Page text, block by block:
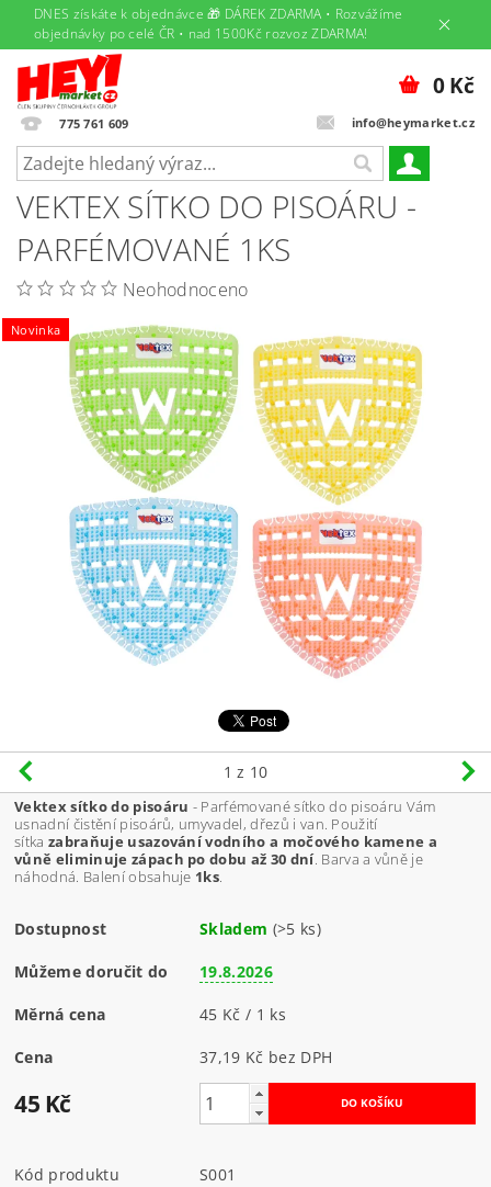
DNES získáte k objednávce 🎁 DÁREK ZDARMA • Rozvážíme
objednávky po celé ČR • nad 1500Kč rozvoz ZDARMA!
775 761 609 info@heymarket.cz
0 Kč
VEKTEX SÍTKO DO PISOÁRU -
PARFÉMOVANÉ 1KS
Neohodnoceno
Novinka
1 z 10
Vektex sítko do pisoáru - Parfémované sítko do pisoáru Vám
usnadní čistění pisoárů, umyvadel, dřezů i van. Použití
sítkazabraňuje usazování vodního a močového kamene a
vůně eliminuje zápach po dobu až 30 dní. Barva a vůně je
náhodná. Balení obsahuje 1ks.
Dostupnost Skladem (>5 ks)
Můžeme doručit do 19.8.2026
Měrná cena 45 Kč / 1 ks
Cena 37,19 Kč bez DPH
45 Kč
Kód produktu
S001